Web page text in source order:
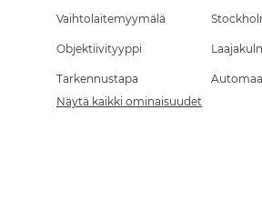
Vaihtolaitemyymälä
Objektiivityyppi
Tarkennustapa
Näytä kaikki ominaisuudet